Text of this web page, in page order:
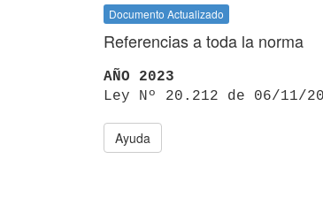
Documento Actualizado
Referencias a toda la norma
AÑO 2023
Ley Nº 20.212 de 06/11/
Ayuda